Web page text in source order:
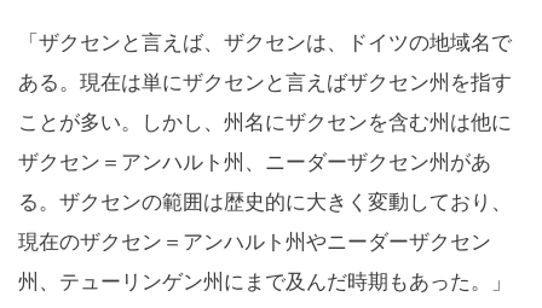
「ザクセンと言えば、ザクセンは、ドイツの地域名で
ある。現在は単にザクセンと言えばザクセン州を指す
ことが多い。しかし、州名にザクセンを含む州は他に
ザクセン＝アンハルト州、ニーダーザクセン州があ
る。ザクセンの範囲は歴史的に大きく変動しており、
現在のザクセン＝アンハルト州やニーダーザクセン
州、テューリンゲン州にまで及んだ時期もあった。」